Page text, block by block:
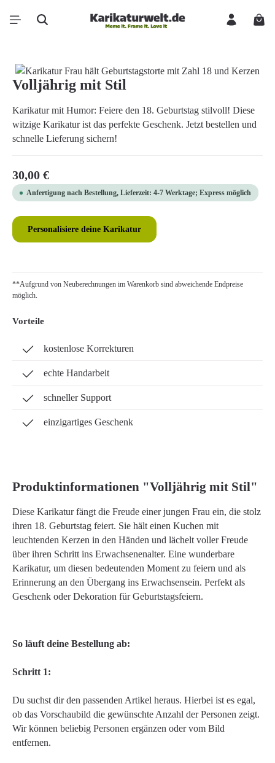
Zum Hauptinhalt springen
Bildergalerie überspringen
Volljährig mit Stil
Karikatur mit Humor: Feiere den 18. Geburtstag stilvoll! Diese
witzige Karikatur ist das perfekte Geschenk. Jetzt bestellen und
schnelle Lieferung sichern!
Regulärer Preis:
30,00 €
Anfertigung nach Bestellung, Lieferzeit: 4-7 Werktage; Express möglich
Personalisiere deine Karikatur
**Aufgrund von Neuberechnungen im Warenkorb sind abweichende Endpreise
möglich.
Vorteile
kostenlose Korrekturen
echte Handarbeit
schneller Support
einzigartiges Geschenk
Produktinformationen "Volljährig mit Stil"
Diese Karikatur fängt die Freude einer jungen Frau ein, die stolz
ihren 18. Geburtstag feiert. Sie hält einen Kuchen mit
leuchtenden Kerzen in den Händen und lächelt voller Freude
über ihren Schritt ins Erwachsenenalter. Eine wunderbare
Karikatur, um diesen bedeutenden Moment zu feiern und als
Erinnerung an den Übergang ins Erwachsensein. Perfekt als
Geschenk oder Dekoration für Geburtstagsfeiern.
So läuft deine Bestellung ab:
Schritt 1:
Du suchst dir den passenden Artikel heraus. Hierbei ist es egal,
ob das Vorschaubild die gewünschte Anzahl der Personen zeigt.
Wir können beliebig Personen ergänzen oder vom Bild
entfernen.